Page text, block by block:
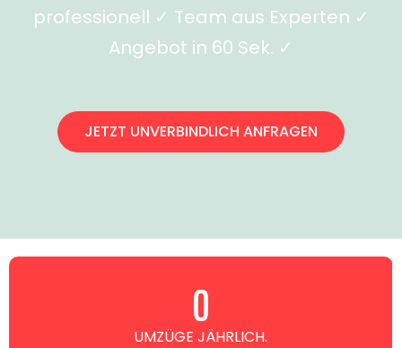
professionell ✓ Team aus Experten ✓
Angebot in 60 Sek. ✓
JETZT UNVERBINDLICH ANFRAGEN
UMZÜGE JÄHRLICH.
0